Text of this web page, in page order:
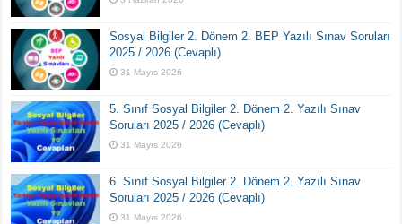
Sosyal Bilgiler 2. Dönem 2. BEP Yazılı Sınav Soruları
2025 / 2026 (Cevaplı)
31 Mayıs 2026
5. Sınıf Sosyal Bilgiler 2. Dönem 2. Yazılı Sınav
Soruları 2025 / 2026 (Cevaplı)
31 Mayıs 2026
6. Sınıf Sosyal Bilgiler 2. Dönem 2. Yazılı Sınav
Soruları 2025 / 2026 (Cevaplı)
31 Mayıs 2026